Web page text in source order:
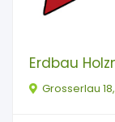
Erdbau
Grosserlau